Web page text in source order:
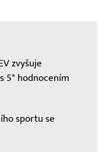
zvyšuje
5* hodnocením
sportu se